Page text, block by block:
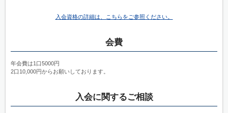
入会資格の詳細は、こちらをご参照ください。
会費
年会費は1口5000円
2口10,000円からお願いしております。
入会に関するご相談